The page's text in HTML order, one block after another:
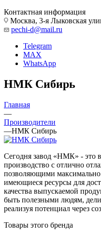
Контактная информация
Москва, 3-я Лыковская
pechi-d@mail.ru
Telegram
MAX
WhatsApp
НМК Сибирь
Главная
—
Производители
—НМК Сибирь
Сегодня завод «НМК» - это
производство с отлично
позволяющими максимально
имеющиеся ресурсы для
качества выпускаемой
быть полезными людям,
реализуя потенциал через
Товары этого бренда